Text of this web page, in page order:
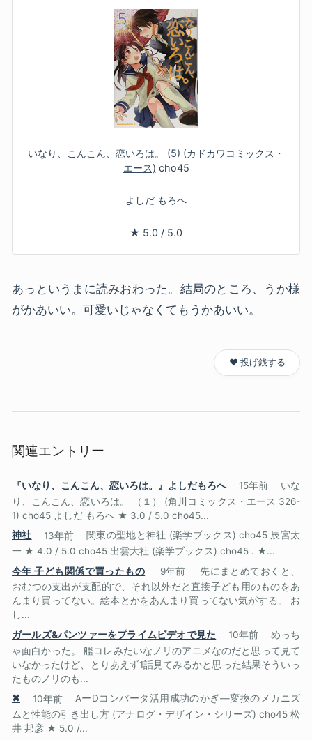
いなり、こんこん、恋いろは。 (5) (カドカワコミックス・
エース) cho45
よしだ もろへ
★ 5.0 / 5.0
あっというまに読みおわった。結局のところ、うか様
がかあいい。可愛いじゃなくてもうかあいい。
❤️ 投げ銭する
関連エントリー
『いなり、こんこん、恋いろは。』よしだもろへ 15年前
いな
り、こんこん、恋いろは。 （１） (角川コミックス・エース 326-
1) cho45 よしだ もろへ ★ 3.0 / 5.0 cho45...
神社
13年前
関東の聖地と神社 (楽学ブックス) cho45 辰宮太
一 ★ 4.0 / 5.0 cho45 出雲大社 (楽学ブックス) cho45 . ★...
今年 子ども関係で買ったもの
9年前
先にまとめておくと、
おむつの支出が支配的で、それ以外だと直接子ども用のものをあ
んまり買ってない。絵本とかをあんまり買ってない気がする。 お
し...
ガールズ&パンツァーをプライムビデオで見た
10年前
めっち
ゃ面白かった。 艦コレみたいなノリのアニメなのだと思って見て
いなかったけど、とりあえず1話見てみるかと思った結果そういっ
たものノリのも...
✖
10年前
AーDコンバータ活用成功のかぎ―変換のメカニズ
ムと性能の引き出し方 (アナログ・デザイン・シリーズ) cho45 松
井 邦彦 ★ 5.0 /...